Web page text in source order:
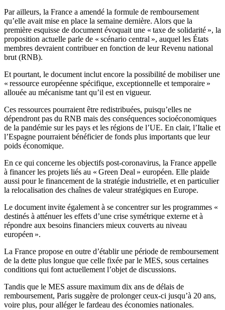
Par ailleurs, la France a amendé la formule de remboursement
qu’elle avait mise en place la semaine dernière. Alors que la
première esquisse de document évoquait une « taxe de solidarité », la
proposition actuelle parle de « scénario central », auquel les États
membres devraient contribuer en fonction de leur Revenu national
brut (RNB).
Et pourtant, le document inclut encore la possibilité de mobiliser une
« ressource européenne spécifique, exceptionnelle et temporaire »
allouée au mécanisme tant qu’il est en vigueur.
Ces ressources pourraient être redistribuées, puisqu’elles ne
dépendront pas du RNB mais des conséquences socioéconomiques
de la pandémie sur les pays et les régions de l’UE. En clair, l’Italie et
l’Espagne pourraient bénéficier de fonds plus importants que leur
poids économique.
En ce qui concerne les objectifs post-coronavirus, la France appelle
à financer les projets liés au « Green Deal » européen. Elle plaide
aussi pour le financement de la stratégie industrielle, et en particulier
la relocalisation des chaînes de valeur stratégiques en Europe.
Le document invite également à se concentrer sur les programmes «
destinés à atténuer les effets d’une crise symétrique externe et à
répondre aux besoins financiers mieux couverts au niveau
européen ».
La France propose en outre d’établir une période de remboursement
de la dette plus longue que celle fixée par le MES, sous certaines
conditions qui font actuellement l’objet de discussions.
Tandis que le MES assure maximum dix ans de délais de
remboursement, Paris suggère de prolonger ceux-ci jusqu’à 20 ans,
voire plus, pour alléger le fardeau des économies nationales.